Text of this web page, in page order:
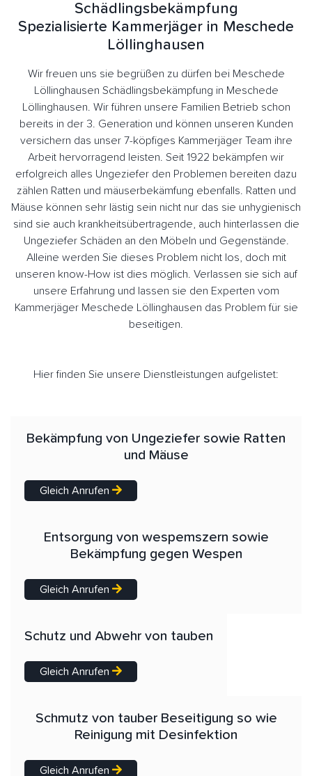
Schädlingsbekämpfung
Spezialisierte Kammerjäger in Meschede
Löllinghausen
Wir freuen uns sie begrüßen zu dürfen bei Meschede
Löllinghausen Schädlingsbekämpfung in Meschede
Löllinghausen. Wir führen unsere Familien Betrieb schon
bereits in der 3. Generation und können unseren Kunden
versichern das unser 7-köpfiges Kammerjäger Team ihre
Arbeit hervorragend leisten. Seit 1922 bekämpfen wir
erfolgreich alles Ungeziefer den Problemen bereiten dazu
zählen Ratten und mäuserbekämfung ebenfalls. Ratten und
Mäuse können sehr lästig sein nicht nur das sie unhygienisch
sind sie auch krankheitsübertragende, auch hinterlassen die
Ungeziefer Schäden an den Möbeln und Gegenstände.
Alleine werden Sie dieses Problem nicht los, doch mit
unseren know-How ist dies möglich. Verlassen sie sich auf
unsere Erfahrung und lassen sie den Experten vom
Kammerjäger Meschede Löllinghausen das Problem für sie
beseitigen.
Hier finden Sie unsere Dienstleistungen aufgelistet:
Bekämpfung von Ungeziefer sowie Ratten
und Mäuse
Gleich Anrufen
Entsorgung von wespemszern sowie
Bekämpfung gegen Wespen
Gleich Anrufen
Schutz und Abwehr von tauben
Gleich Anrufen
Schmutz von tauber Beseitigung so wie
Reinigung mit Desinfektion
Gleich Anrufen